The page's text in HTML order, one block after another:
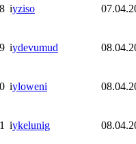
iyziso
iydevumud
iyloweni
iykelunig